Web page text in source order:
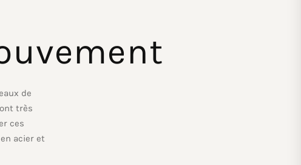
de
très
ces
acier et